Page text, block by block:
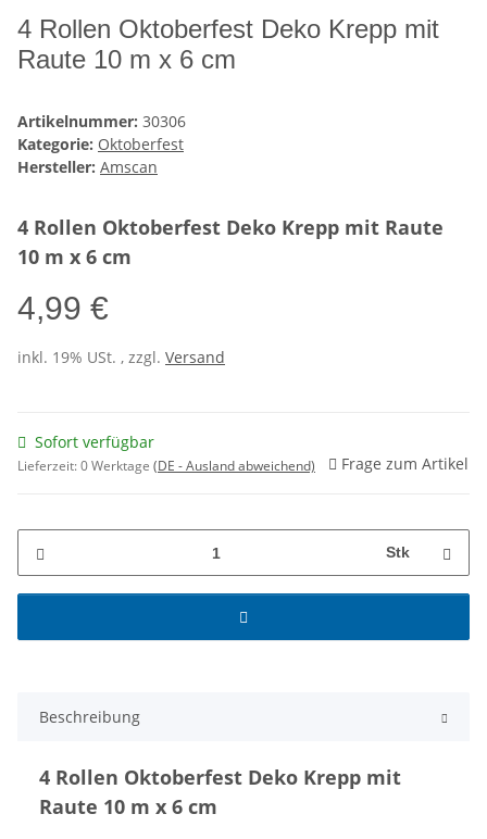
4 Rollen Oktoberfest Deko Krepp mit
Raute 10 m x 6 cm
Artikelnummer: 30306
Kategorie: Oktoberfest
Hersteller: Amscan
4 Rollen Oktoberfest Deko Krepp mit Raute
10 m x 6 cm
4,99 €
inkl. 19% USt. , zzgl. Versand
Sofort verfügbar
Lieferzeit:0 Werktage (DE - Ausland abweichend) Frage zum Artikel
Stk
Beschreibung
4 Rollen Oktoberfest Deko Krepp mit
Raute 10 m x 6 cm